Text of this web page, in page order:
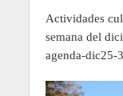
Actividades
semana del
agenda-dic25-3